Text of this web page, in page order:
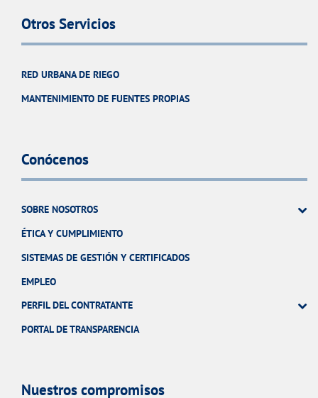
Otros Servicios
RED URBANA DE RIEGO
MANTENIMIENTO DE FUENTES PROPIAS
Conócenos
SOBRE NOSOTROS
ÉTICA Y CUMPLIMIENTO
SISTEMAS DE GESTIÓN Y CERTIFICADOS
EMPLEO
PERFIL DEL CONTRATANTE
PORTAL DE TRANSPARENCIA
Nuestros compromisos